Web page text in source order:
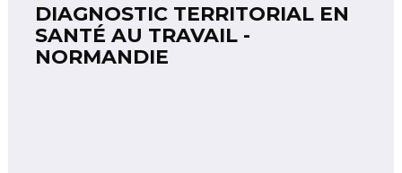
DIAGNOSTIC TERRITORIAL EN
SANTÉ AU TRAVAIL -
NORMANDIE